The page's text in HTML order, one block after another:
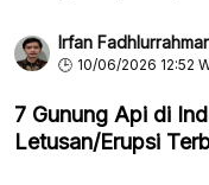
Irfan
10/06/2026 12:52
7 Gunung Api di
Letusan/Erupsi